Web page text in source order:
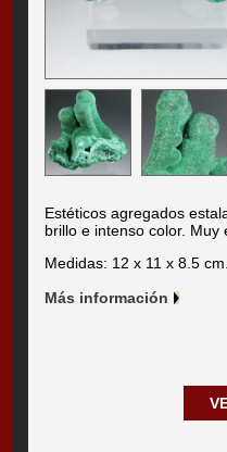
Estéticos agregados
brillo e intenso color. Muy
Medidas: 12 x 11 x 8.5 cm.
Más información